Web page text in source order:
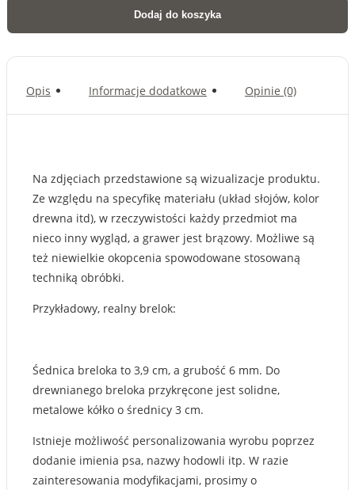
Dodaj do koszyka
Opis Informacje dodatkowe Opinie (0)
Na zdjęciach przedstawione są wizualizacje produktu.
Ze względu na specyfikę materiału (układ słojów, kolor
drewna itd), w rzeczywistości każdy przedmiot ma
nieco inny wygląd, a grawer jest brązowy. Możliwe są
też niewielkie okopcenia spowodowane stosowaną
techniką obróbki.
Przykładowy, realny brelok:
Śednica breloka to 3,9 cm, a grubość 6 mm. Do
drewnianego breloka przykręcone jest solidne,
metalowe kółko o średnicy 3 cm.
Istnieje możliwość personalizowania wyrobu poprzez
dodanie imienia psa, nazwy hodowli itp. W razie
zainteresowania modyfikacjami, prosimy o